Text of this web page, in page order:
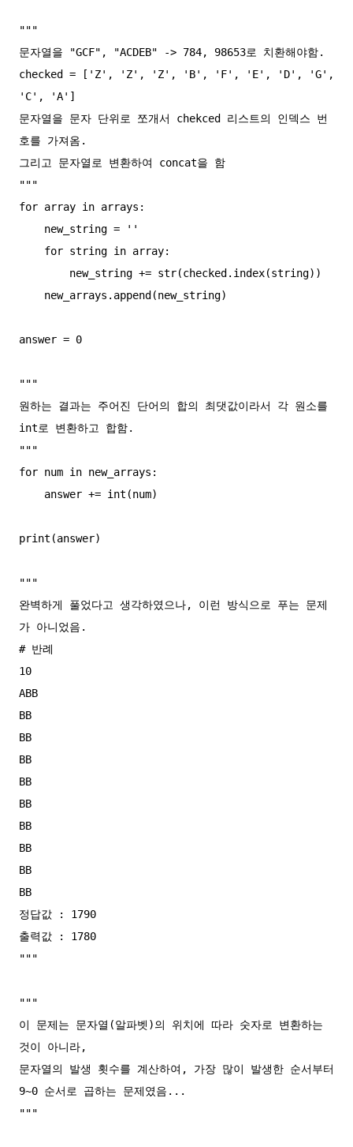
"""
문자열을 "GCF", "ACDEB" -> 784, 98653로 치환해야함.
checked = ['Z', 'Z', 'Z', 'B', 'F', 'E', 'D', 'G',
'C', 'A']
문자열을 문자 단위로 쪼개서 chekced 리스트의 인덱스 번
호를 가져옴.
그리고 문자열로 변환하여 concat을 함
"""
for array in arrays:
answer = 0
"""
원하는 결과는 주어진 단어의 합의 최댓값이라서 각 원소를
int로 변환하고 합함.
"""
for num in new_arrays:
print(answer)
"""
완벽하게 풀었다고 생각하였으나, 이런 방식으로 푸는 문제
가 아니었음.
# 반례
10
ABB
BB
BB
BB
BB
BB
BB
BB
BB
BB
정답값 : 1790
출력값 : 1780
"""
"""
이 문제는 문자열(알파벳)의 위치에 따라 숫자로 변환하는
것이 아니라,
문자열의 발생 횟수를 계산하여, 가장 많이 발생한 순서부터
9~0 순서로 곱하는 문제였음...
"""